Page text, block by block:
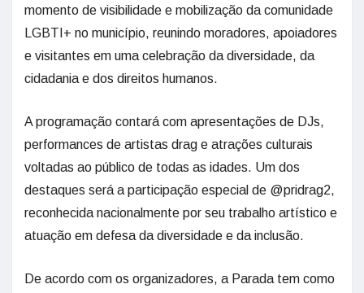
momento de visibilidade e mobilização da comunidade
LGBTI+ no município, reunindo moradores, apoiadores
e visitantes em uma celebração da diversidade, da
cidadania e dos direitos humanos.
A programação contará com apresentações de DJs,
performances de artistas drag e atrações culturais
voltadas ao público de todas as idades. Um dos
destaques será a participação especial de @pridrag2,
reconhecida nacionalmente por seu trabalho artístico e
atuação em defesa da diversidade e da inclusão.
De acordo com os organizadores, a Parada tem como